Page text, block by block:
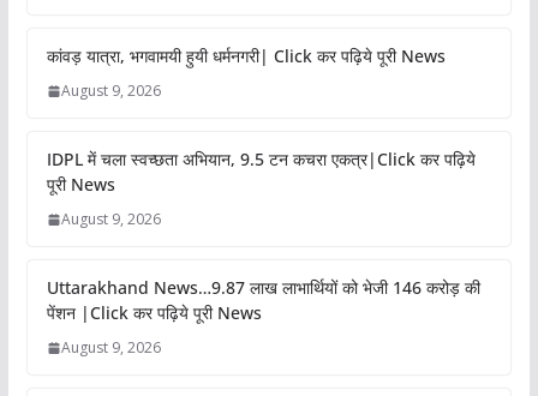
कांवड़ यात्रा, भगवामयी हुयी धर्मनगरी| Click कर पढ़िये पूरी News
August 9, 2026
IDPL में चला स्वच्छता अभियान, 9.5 टन कचरा एकत्र|Click कर पढ़िये
पूरी News
August 9, 2026
Uttarakhand News…9.87 लाख लाभार्थियों को भेजी 146 करोड़ की
पेंशन |Click कर पढ़िये पूरी News
August 9, 2026